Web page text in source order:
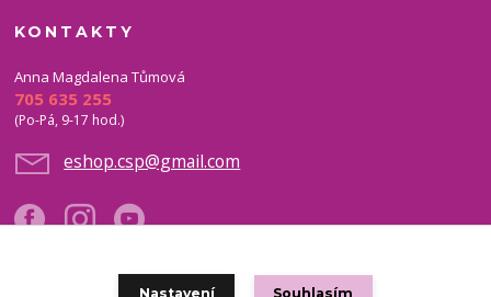
KONTAKTY
Anna Magdalena Tůmová
705 635 255
(Po-Pá, 9-17 hod.)
eshop.csp@gmail.com
Nastavení Souhlasím